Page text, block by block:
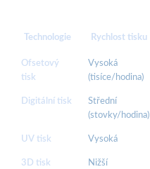
Technologie Rychlost tisku
Ofsetový
tisk
Vysoká
(tisíce/hodina)
Digitální tisk
Střední
(stovky/hodina)
UV tisk Vysoká
3D tisk
Nižší